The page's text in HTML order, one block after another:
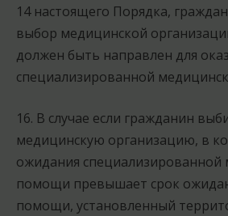
14 настоящего Порядка,
выбор медицинской
должен быть направлен для
специализированной
16. В случае если гражданин
медицинскую организацию, в
ожидания специализированной
помощи превышает срок
помощи, установленный